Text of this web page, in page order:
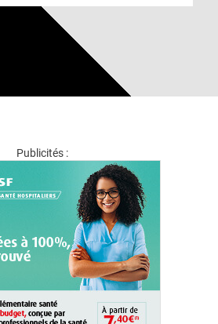
Publicités :